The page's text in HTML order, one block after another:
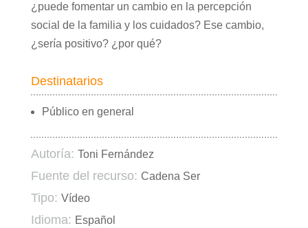
¿puede fomentar un cambio en la percepción
social de la familia y los cuidados? Ese cambio,
¿sería positivo? ¿por qué?
Destinatarios
Público en general
Autoría: Toni Fernández
Fuente del recurso: Cadena Ser
Tipo: Vídeo
Idioma: Español